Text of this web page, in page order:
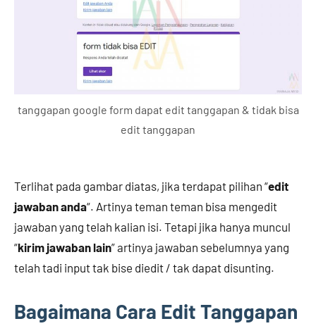
tanggapan google form dapat edit tanggapan & tidak bisa
edit tanggapan
Terlihat pada gambar diatas, jika terdapat pilihan “edit
jawaban anda“. Artinya teman teman bisa mengedit
jawaban yang telah kalian isi. Tetapi jika hanya muncul
“kirim jawaban lain” artinya jawaban sebelumnya yang
telah tadi input tak bise diedit / tak dapat disunting.
Bagaimana Cara Edit Tanggapan